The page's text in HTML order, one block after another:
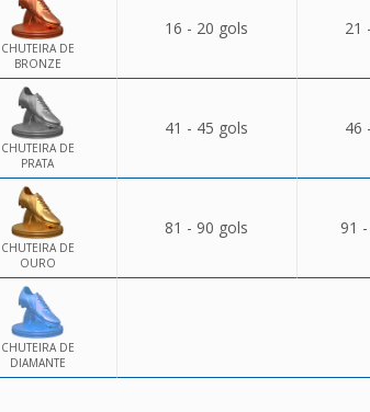
CHUTEIRA DE
BRONZE
16 - 20 gols 21
CHUTEIRA DE
PRATA
41 - 45 gols 46
CHUTEIRA DE
OURO
81 - 90 gols 91
CHUTEIRA DE
DIAMANTE